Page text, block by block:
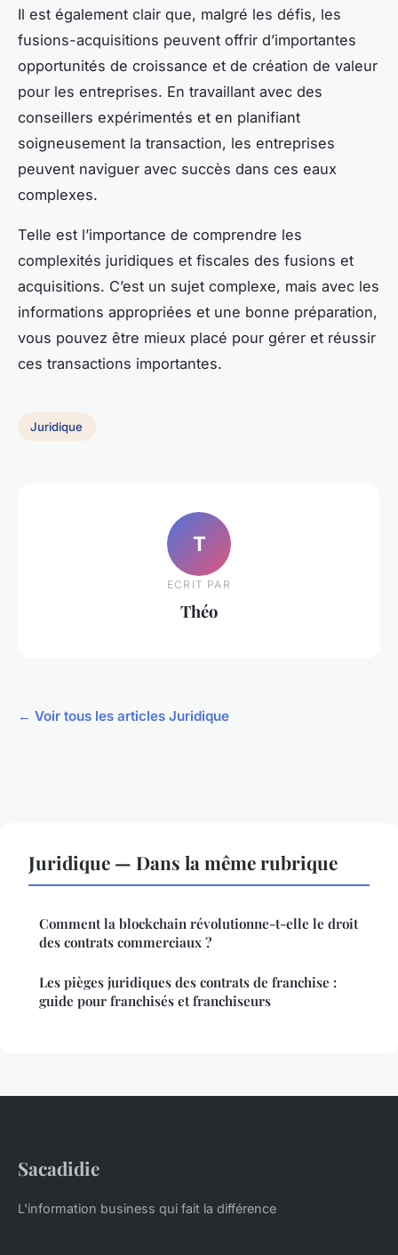
Il est également clair que, malgré les défis, les
fusions-acquisitions peuvent offrir d’importantes
opportunités de croissance et de création de valeur
pour les entreprises. En travaillant avec des
conseillers expérimentés et en planifiant
soigneusement la transaction, les entreprises
peuvent naviguer avec succès dans ces eaux
complexes.
Telle est l’importance de comprendre les
complexités juridiques et fiscales des fusions et
acquisitions. C’est un sujet complexe, mais avec les
informations appropriées et une bonne préparation,
vous pouvez être mieux placé pour gérer et réussir
ces transactions importantes.
Juridique
T
ECRIT PAR
Théo
← Voir tous les articles Juridique
Juridique — Dans la même rubrique
Comment la blockchain révolutionne-t-elle le droit
des contrats commerciaux ?
Les pièges juridiques des contrats de franchise :
guide pour franchisés et franchiseurs
Sacadidie
L'information business qui fait la différence